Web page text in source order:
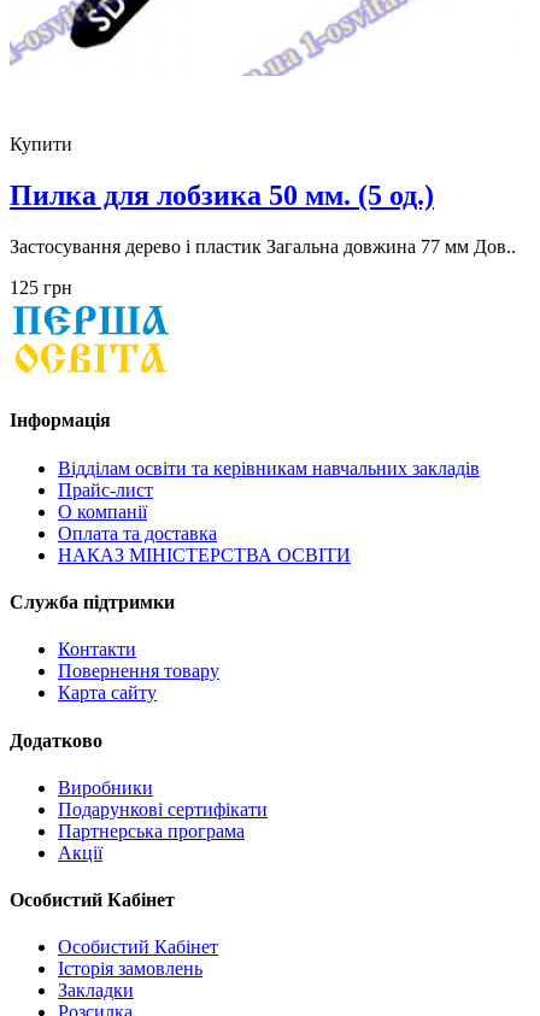
Купити
Пилка для лобзика 50 мм. (5 од.)
Застосування дерево і пластик Загальна довжина 77 мм Дов..
125 грн
Інформація
Відділам освіти та керівникам навчальних закладів
Прайс-лист
О компанії
Оплата та доставка
НАКАЗ МІНІСТЕРСТВА ОСВІТИ
Служба підтримки
Контакти
Повернення товару
Карта сайту
Додатково
Виробники
Подарункові сертифікати
Партнерська програма
Акції
Особистий Кабінет
Особистий Кабінет
Історія замовлень
Закладки